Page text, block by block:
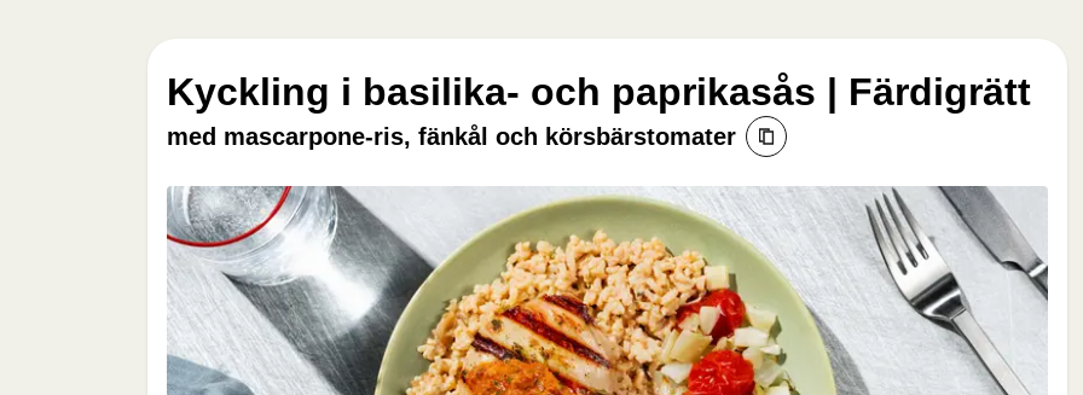
Kyckling i basilika- och paprikasås | Färdigrätt
med mascarpone-ris, fänkål och körsbärstomater